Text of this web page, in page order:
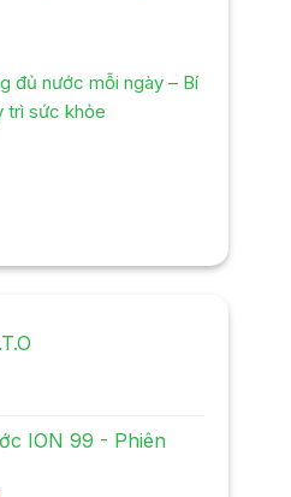
đủ nước mỗi ngày – Bí
trì sức khỏe
ION 99 - Phiên